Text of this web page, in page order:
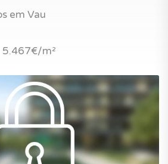
em Vau
5.467€/m²